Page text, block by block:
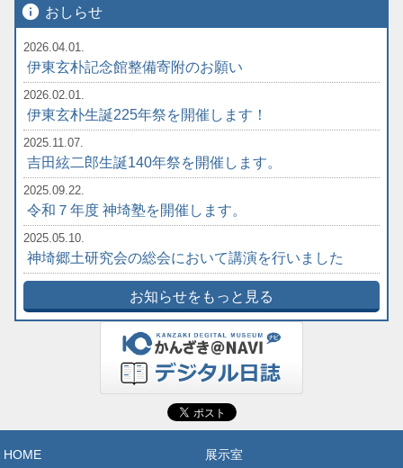
info おしらせ
2026.04.01.
伊東玄朴記念館整備寄附のお願い
2026.02.01.
伊東玄朴生誕225年祭を開催します！
2025.11.07.
吉田絃二郎生誕140年祭を開催します。
2025.09.22.
令和７年度 神埼塾を開催します。
2025.05.10.
神埼郷土研究会の総会において講演を行いました
お知らせをもっと見る
HOME 展示室